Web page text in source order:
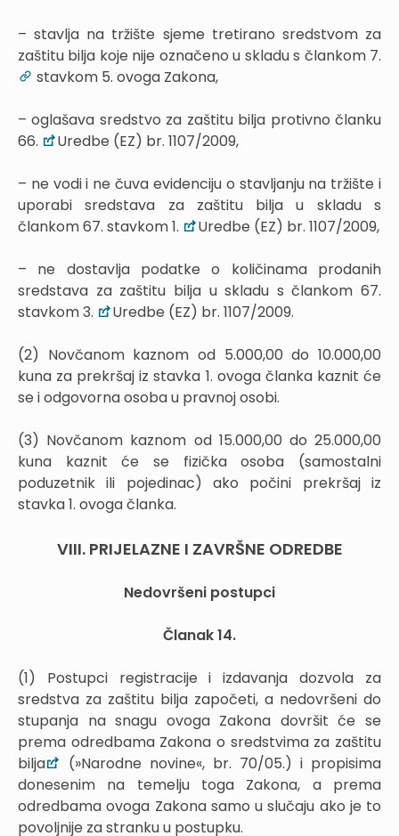
– stavlja na tržište sjeme tretirano sredstvom za
zaštitu bilja koje nije označeno u skladu s člankom 7.
stavkom 5. ovoga Zakona,
– oglašava sredstvo za zaštitu bilja protivno članku
66.
Uredbe (EZ) br. 1107/2009,
– ne vodi i ne čuva evidenciju o stavljanju na tržište i
uporabi sredstava za zaštitu bilja u skladu s
člankom 67. stavkom 1.
Uredbe (EZ) br. 1107/2009,
– ne dostavlja podatke o količinama prodanih
sredstava za zaštitu bilja u skladu s člankom 67.
stavkom 3.
Uredbe (EZ) br. 1107/2009.
(2) Novčanom kaznom od 5.000,00 do 10.000,00
kuna za prekršaj iz stavka 1. ovoga članka kaznit će
se i odgovorna osoba u pravnoj osobi.
(3) Novčanom kaznom od 15.000,00 do 25.000,00
kuna kaznit će se fizička osoba (samostalni
poduzetnik ili pojedinac) ako počini prekršaj iz
stavka 1. ovoga članka.
VIII. PRIJELAZNE I ZAVRŠNE ODREDBE
Nedovršeni postupci
Članak 14.
(1) Postupci registracije i izdavanja dozvola za
sredstva za zaštitu bilja započeti, a nedovršeni do
stupanja na snagu ovoga Zakona dovršit će se
prema odredbama Zakona o sredstvima za zaštitu
bilja
(»Narodne novine«, br. 70/05.) i propisima
donesenim na temelju toga Zakona, a prema
odredbama ovoga Zakona samo u slučaju ako je to
povoljnije za stranku u postupku.